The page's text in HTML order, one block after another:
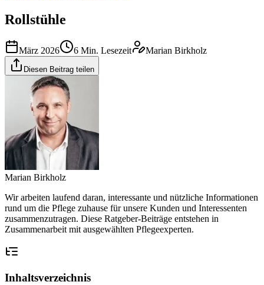
Rollstühle
März 2026 6 Min. Lesezeit Marian Birkholz
Diesen Beitrag teilen
Marian Birkholz
Wir arbeiten laufend daran, interessante und nützliche Informationen
rund um die Pflege zuhause für unsere Kunden und Interessenten
zusammenzutragen. Diese Ratgeber-Beiträge entstehen in
Zusammenarbeit mit ausgewählten Pflegeexperten.
Inhaltsverzeichnis